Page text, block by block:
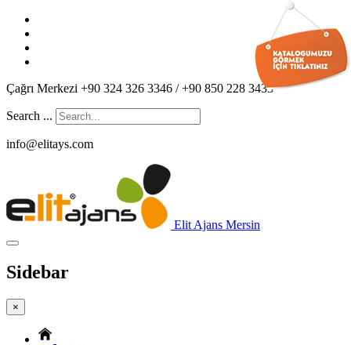
Çağrı Merkezi +90 324 326 3346 / +90 850 228 3433
Search ...
info@elitays.com
Elit Ajans Mersin
Sidebar
×